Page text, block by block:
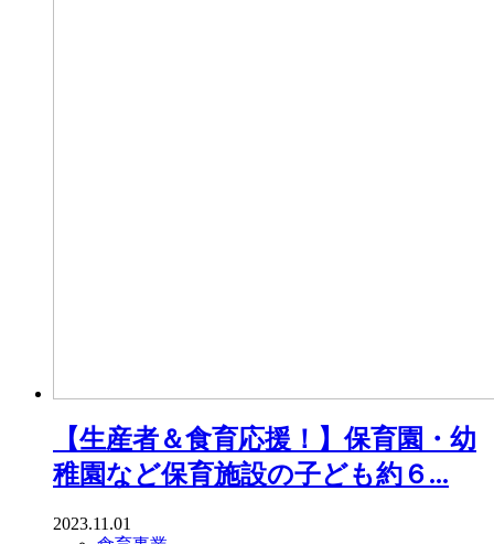
【生産者＆食育応援！】保育園・幼
稚園など保育施設の子ども約６...
2023.11.01